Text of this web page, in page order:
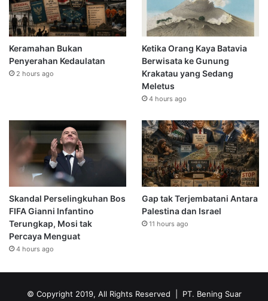
Keramahan Bukan
Penyerahan Kedaulatan
2 hours ago
Ketika Orang Kaya Batavia
Berwisata ke Gunung
Krakatau yang Sedang
Meletus
4 hours ago
Skandal Perselingkuhan Bos
FIFA Gianni Infantino
Terungkap, Mosi tak
Percaya Menguat
4 hours ago
Gap tak Terjembatani Antara
Palestina dan Israel
11 hours ago
© Copyright 2019, All Rights Reserved | PT. Bening Suar